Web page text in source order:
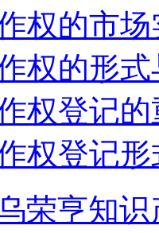
权的市
权的形
权登记
权登记
荣亨知